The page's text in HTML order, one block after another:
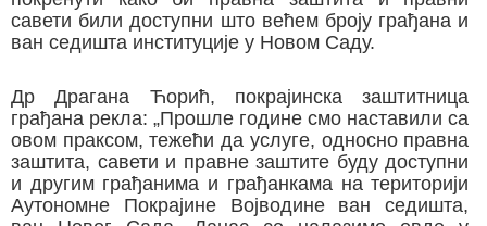
савети били доступни што већем броју грађана и
ван седишта институције у Новом Саду.
Др Драгана Ћорић, покрајинска заштитница
грађана рекла: „Прошле године смо наставили са
овом праксом, тежећи да услуге, односно правна
заштита, савети и правне заштите буду доступни
и другим грађанима и грађанкама на територији
Аутономне Покрајине Војводине ван седишта,